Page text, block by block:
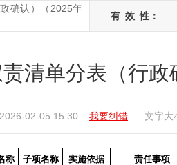
确认）（2025年
有 效 性：
清单分表（行政
02-05 15:30 我要纠错 文字大
称 子项名称 实施依据 责任事项